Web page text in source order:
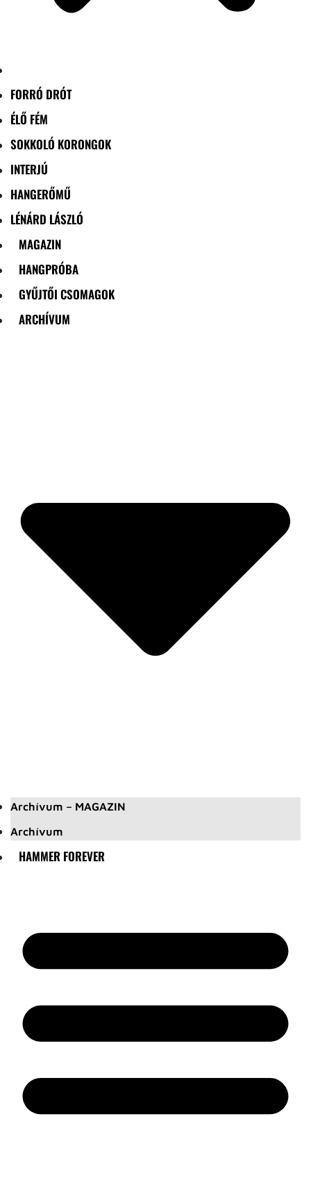
FORRÓ DRÓT
ÉLŐ FÉM
SOKKOLÓ KORONGOK
INTERJÚ
HANGERŐMŰ
LÉNÁRD LÁSZLÓ
MAGAZIN
HANGPRÓBA
GYŰJTŐI CSOMAGOK
ARCHÍVUM
Archívum – MAGAZIN
Archívum
HAMMER FOREVER